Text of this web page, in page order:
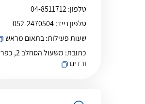
טלפון:04-8511712
טלפון נייד:052-2470504
שעות פעילות:בתאום מראש
כתובת:
משעול הסחלב 2, כפר
ורדים